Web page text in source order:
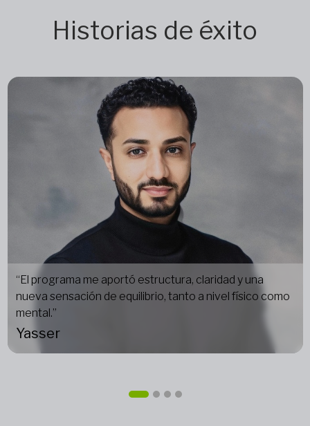
Historias de éxito
“El programa me aportó estructura, claridad y una
nueva sensación de equilibrio, tanto a nivel físico como
mental.”
Yasser